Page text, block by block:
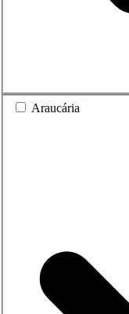
Araucária